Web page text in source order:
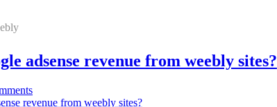
adsense revenue from weebly sites?